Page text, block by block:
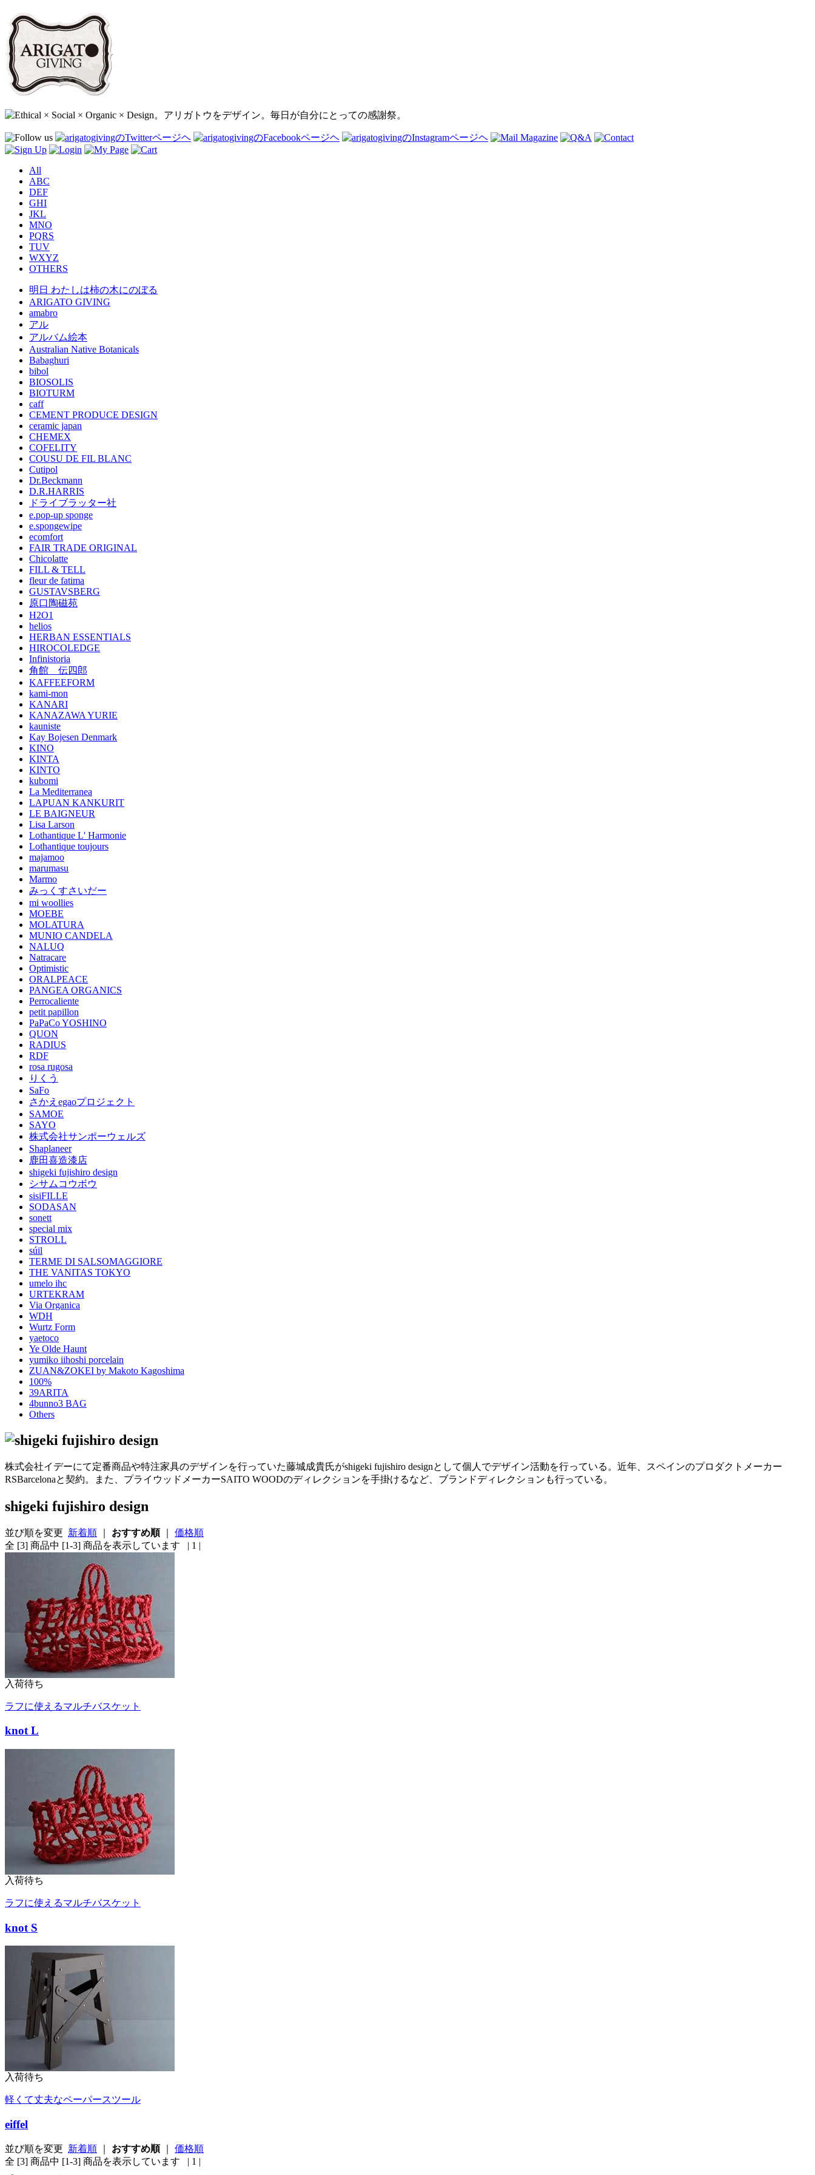
All
ABC
DEF
GHI
JKL
MNO
PQRS
TUV
WXYZ
OTHERS
明日 わたしは柿の木にのぼる
ARIGATO GIVING
amabro
アル
アルバム絵本
Australian Native Botanicals
Babaghuri
bibol
BIOSOLIS
BIOTURM
caff
CEMENT PRODUCE DESIGN
ceramic japan
CHEMEX
COFELITY
COUSU DE FIL BLANC
Cutipol
Dr.Beckmann
D.R.HARRIS
ドライブラッター社
e.pop-up sponge
e.spongewipe
ecomfort
FAIR TRADE ORIGINAL
Chicolatte
FILL & TELL
fleur de fatima
GUSTAVSBERG
原口陶磁苑
H2O1
helios
HERBAN ESSENTIALS
HIROCOLEDGE
Infinistoria
角館 伝四郎
KAFFEEFORM
kami-mon
KANARI
KANAZAWA YURIE
kauniste
Kay Bojesen Denmark
KINO
KINTA
KINTO
kubomi
La Mediterranea
LAPUAN KANKURIT
LE BAIGNEUR
Lisa Larson
Lothantique L' Harmonie
Lothantique toujours
majamoo
marumasu
Marmo
みっくすさいだー
mi woollies
MOEBE
MOLATURA
MUNIO CANDELA
NALUQ
Natracare
Optimistic
ORALPEACE
PANGEA ORGANICS
Perrocaliente
petit papillon
PaPaCo YOSHINO
QUON
RADIUS
RDF
rosa rugosa
りくう
SaFo
さかえegaoプロジェクト
SAMOE
SAYO
株式会社サンポーウェルズ
Shaplaneer
鹿田喜造漆店
shigeki fujishiro design
シサムコウボウ
sisiFILLE
SODASAN
sonett
special mix
STROLL
súil
TERME DI SALSOMAGGIORE
THE VANITAS TOKYO
umelo ihc
URTEKRAM
Via Organica
WDH
Wurtz Form
yaetoco
Ye Olde Haunt
yumiko iihoshi porcelain
ZUAN&ZOKEI by Makoto Kagoshima
100%
39ARITA
4bunno3 BAG
Others
株式会社イデーにて定番商品や特注家具のデザインを行っていた藤城成貴氏がshigeki fujishiro designとして個人でデザイン活動を行っている。近年、スペインのプロダクトメーカー
RSBarcelonaと契約。また、プライウッドメーカーSAITO WOODのディレクションを手掛けるなど、ブランドディレクションも行っている。
shigeki fujishiro design
並び順を変更 新着順 おすすめ順｜ 価格順
全 [3] 商品中 [1-3] 商品を表示しています | 1 |
入荷待ち
ラフに使えるマルチバスケット
knot L
入荷待ち
ラフに使えるマルチバスケット
knot S
入荷待ち
軽くて丈夫なペーパースツール
eiffel
並び順を変更 新着順 おすすめ順｜ 価格順
全 [3] 商品中 [1-3] 商品を表示しています | 1 |